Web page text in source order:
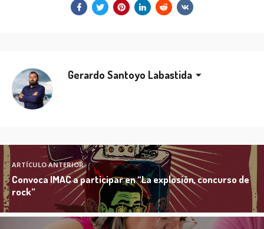
Gerardo Santoyo Labastida
ARTÍCULO ANTERIOR
Convoca IMAC a participar en “La explosión, concurso de
rock”